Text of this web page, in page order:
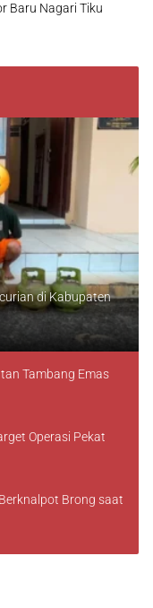
Baru Nagari Tiku
di Kabupaten
Tambang Emas
Operasi Pekat
Brong saat